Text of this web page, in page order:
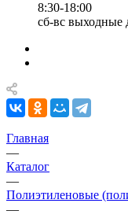
8:30-18:00
сб-вс выходные
Главная
—
Каталог
—
Полиэтиленовые
—